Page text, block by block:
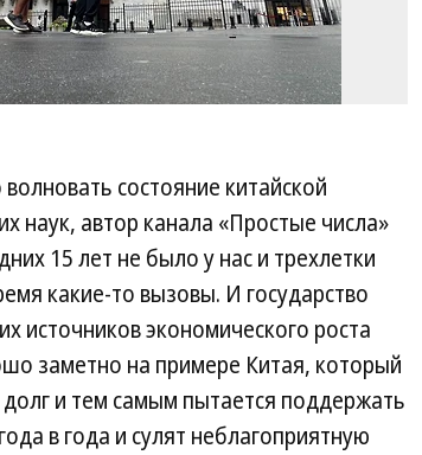
состояние китайской
наук, автор канала «Простые числа»
15 лет не было у нас и трехлетки
какие-то вызовы. И государство
источников экономического роста
заметно на примере Китая, который
и тем самым пытается поддержать
в года и сулят неблагоприятную